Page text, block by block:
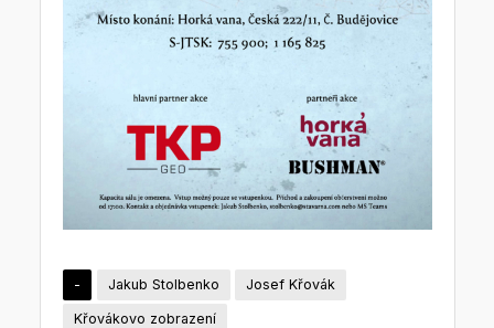
- Jakub Stolbenko Josef Křovák
Křovákovo zobrazení